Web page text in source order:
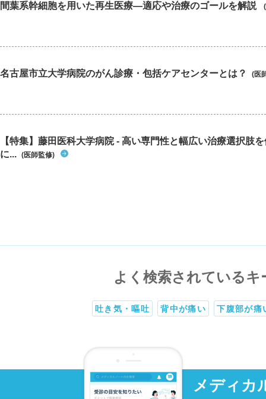
間葉系幹細胞を用いた再生医療―適応や治療のゴールを解説
名古屋市立大学病院のがん診療・包括ケアセンターとは？ (医
【特集】藤田医科大学病院 - 高い専門性と幅広い治療選択肢
に... (医師監修)
よく検索されているキ
吐き気・嘔吐 背中が痛い 下腹部が痛
メディカ